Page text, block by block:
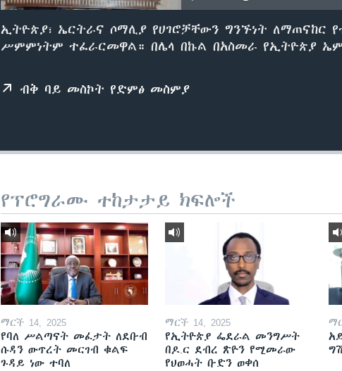
ኢትዮጵያ፣ ኤርትራና ሶማሊያ የሀገሮቻቸውን ግንኙነት ለማጠናከር
ሥምምነትም ተፈራርመዋል። በሌላ በኩል በአስመራ የኢትዮጵያ
ብቅ ባይ መስኮት የድምፅ መስምያ
የፕሮግራሙ ተከታታይ ክፍሎች
ማርች 14, 2025
የባለ ሥልጣናት መፈታት ለደቡብ
ሱዳን ውጥረት መርገብ ቁልፍ
ጉዳይ ነው ተባለ
ማርች 14, 2025
የኢትዮጵያ ፌደራል መንግሥት
በዶ.ር ደብረ ጽዮን የሚመራው
የህወሓት ቡድን ወቀሰ